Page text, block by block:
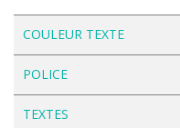
COULEUR TEXTE
POLICE
TEXTES